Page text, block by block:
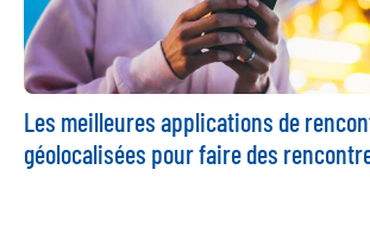
Les meilleures applications de
géolocalisées pour faire des